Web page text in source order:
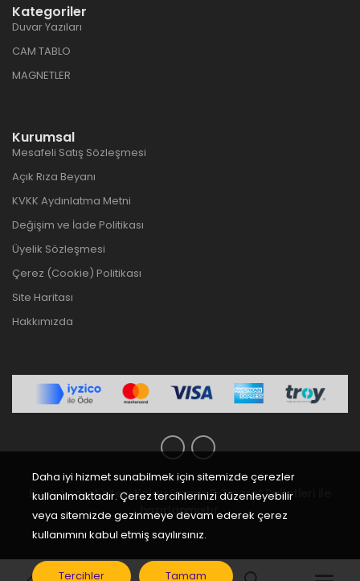
Kategoriler
Duvar Yazıları
CAM TABLO
MAGNETLER
Kurumsal
Mesafeli Satış Sözleşmesi
Açık Rıza Beyanı
KVKK Aydınlatma Metni
Değişim ve İade Politikası
Üyelik Sözleşmesi
Çerez (Cookie) Politikası
Site Haritası
Hakkımızda
Bu e-ticaret sitesiKolay Sipariş E-Ticaret Paketleri
hazırlanmıştır.
Daha iyi hizmet sunabilmek için sitemizde çerezler
kullanılmaktadır. Çerez tercihlerinizi düzenleyebilir
veya sitemizde gezinmeye devam ederek çerez
kullanımını kabul etmiş sayılırsınız.
Tercihler Tamam